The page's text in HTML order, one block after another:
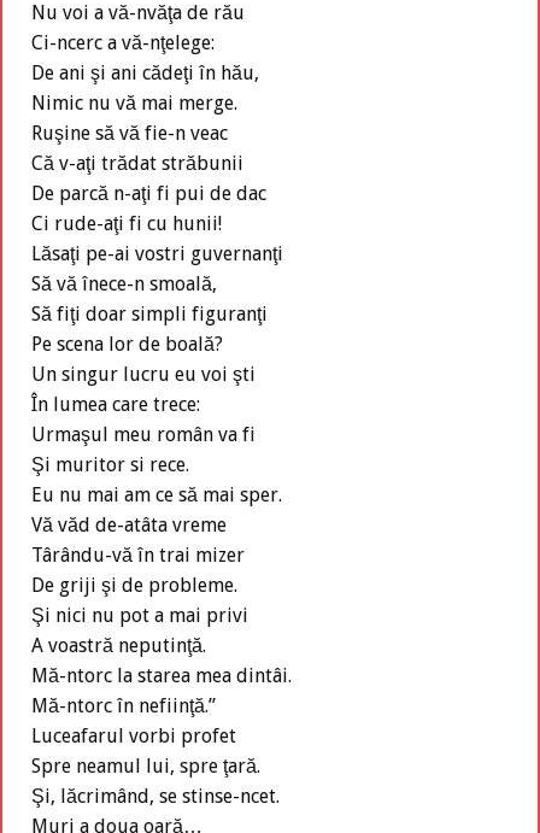
Nu voi a vă-nvăţa de rău
Ci-ncerc a vă-nţelege:
De ani şi ani cădeţi în hău,
Nimic nu vă mai merge.
Ruşine să vă fie-n veac
Că v-aţi trădat străbunii
De parcă n-aţi fi pui de dac
Ci rude-aţi fi cu hunii!
Lăsaţi pe-ai vostri guvernanţi
Să vă înece-n smoală,
Să fiţi doar simpli figuranţi
Pe scena lor de boală?
Un singur lucru eu voi şti
În lumea care trece:
Urmaşul meu român va fi
Şi muritor si rece.
Eu nu mai am ce să mai sper.
Vă văd de-atâta vreme
Târându-vă în trai mizer
De griji şi de probleme.
Şi nici nu pot a mai privi
A voastră neputinţă.
Mă-ntorc la starea mea dintâi.
Mă-ntorc în nefiinţă.”
Luceafarul vorbi profet
Spre neamul lui, spre ţară.
Şi, lăcrimând, se stinse-ncet.
Muri a doua oară…